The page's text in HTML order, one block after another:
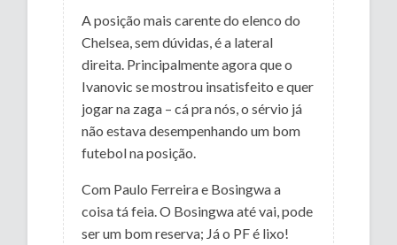
A posição mais carente do elenco do
Chelsea, sem dúvidas, é a lateral
direita. Principalmente agora que o
Ivanovic se mostrou insatisfeito e quer
jogar na zaga – cá pra nós, o sérvio já
não estava desempenhando um bom
futebol na posição.
Com Paulo Ferreira e Bosingwa a
coisa tá feia. O Bosingwa até vai, pode
ser um bom reserva; Já o PF é lixo!